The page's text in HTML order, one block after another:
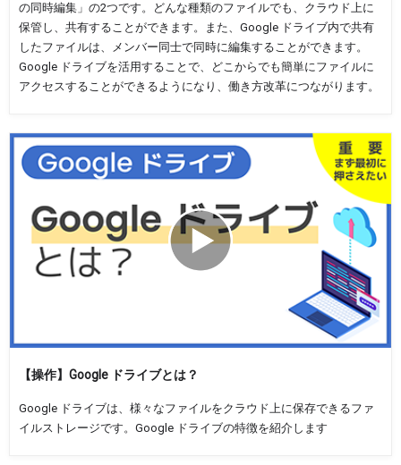
の同時編集」の2つです。どんな種類のファイルでも、クラウド上に
保管し、共有することができます。また、Google ドライブ内で共有
したファイルは、メンバー同士で同時に編集することができます。
Google ドライブを活用することで、どこからでも簡単にファイルに
アクセスすることができるようになり、働き方改革につながります。
【操作】Google ドライブとは？
Google ドライブは、様々なファイルをクラウド上に保存できるファ
イルストレージです。Google ドライブの特徴を紹介します